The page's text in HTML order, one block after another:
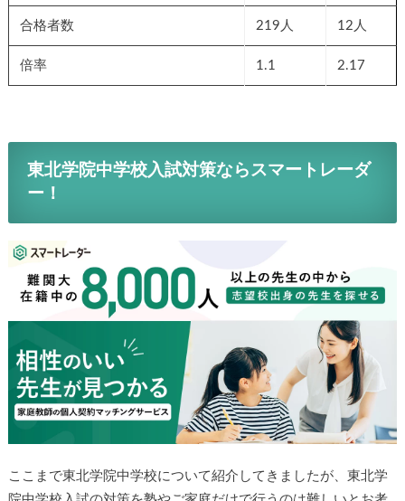
合格者数 219人 12人
倍率 1.1 2.17
東北学院中学校入試対策ならスマートレーダ
ー！
ここまで東北学院中学校について紹介してきましたが、東北学